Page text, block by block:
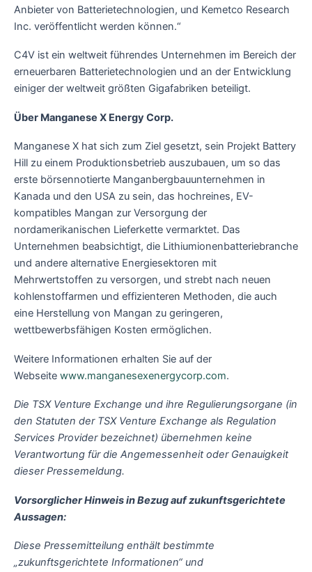
Anbieter von Batterietechnologien, und Kemetco Research
Inc. veröffentlicht werden können.“
C4V ist ein weltweit führendes Unternehmen im Bereich der
erneuerbaren Batterietechnologien und an der Entwicklung
einiger der weltweit größten Gigafabriken beteiligt.
Über Manganese X Energy Corp.
Manganese X hat sich zum Ziel gesetzt, sein Projekt Battery
Hill zu einem Produktionsbetrieb auszubauen, um so das
erste börsennotierte Manganbergbauunternehmen in
Kanada und den USA zu sein, das hochreines, EV-
kompatibles Mangan zur Versorgung der
nordamerikanischen Lieferkette vermarktet. Das
Unternehmen beabsichtigt, die Lithiumionenbatteriebranche
und andere alternative Energiesektoren mit
Mehrwertstoffen zu versorgen, und strebt nach neuen
kohlenstoffarmen und effizienteren Methoden, die auch
eine Herstellung von Mangan zu geringeren,
wettbewerbsfähigen Kosten ermöglichen.
Weitere Informationen erhalten Sie auf der
Webseite www.manganesexenergycorp.com.
Die TSX Venture Exchange und ihre Regulierungsorgane (in
den Statuten der TSX Venture Exchange als Regulation
Services Provider bezeichnet) übernehmen keine
Verantwortung für die Angemessenheit oder Genauigkeit
dieser Pressemeldung.
Vorsorglicher Hinweis in Bezug auf zukunftsgerichtete
Aussagen:
Diese Pressemitteilung enthält bestimmte
„zukunftsgerichtete Informationen“ und